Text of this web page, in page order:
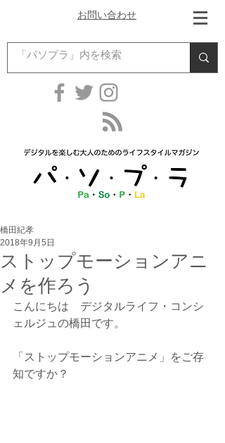
お問い合わせ
ストップモーションアニ
メを作ろう
橋田紀孝
2018年9月5日
こんにちは　デジタルライフ・コンシ
ェルジュの橋田です。
「ストップモーションアニメ」をご存
知ですか？